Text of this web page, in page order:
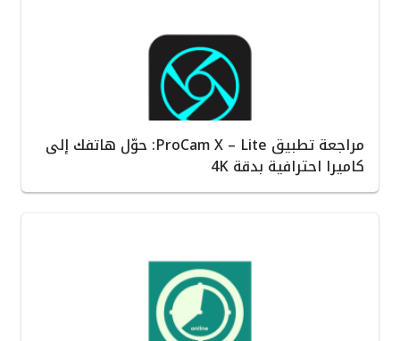
مراجعة تطبيق ProCam X – Lite: حوّل هاتفك إلى
كاميرا احترافية بدقة 4K